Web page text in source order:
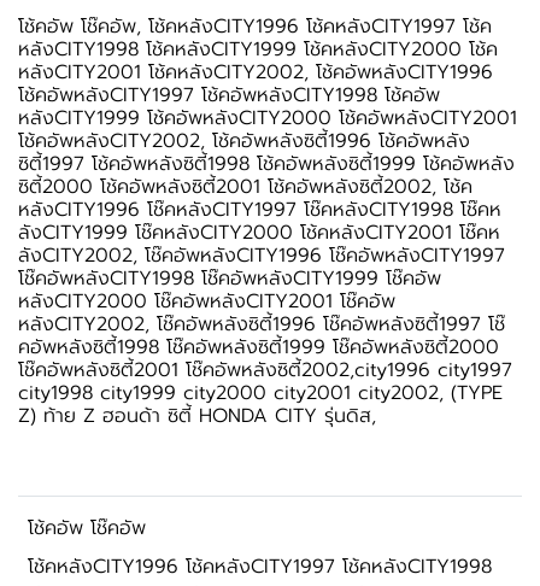
โช้คอัพ โช๊คอัพ, โช้คหลังCITY1996 โช้คหลังCITY1997 โช้ค
หลังCITY1998 โช้คหลังCITY1999 โช้คหลังCITY2000 โช้ค
หลังCITY2001 โช้คหลังCITY2002, โช้คอัพหลังCITY1996
โช้คอัพหลังCITY1997 โช้คอัพหลังCITY1998 โช้คอัพ
หลังCITY1999 โช้คอัพหลังCITY2000 โช้คอัพหลังCITY2001
โช้คอัพหลังCITY2002, โช้คอัพหลังซิตี้1996 โช้คอัพหลัง
ซิตี้1997 โช้คอัพหลังซิตี้1998 โช้คอัพหลังซิตี้1999 โช้คอัพหลัง
ซิตี้2000 โช้คอัพหลังซิตี้2001 โช้คอัพหลังซิตี้2002, โช้ค
หลังCITY1996 โช๊คหลังCITY1997 โช๊คหลังCITY1998 โช๊คห
ลังCITY1999 โช๊คหลังCITY2000 โช้คหลังCITY2001 โช๊คห
ลังCITY2002, โช๊คอัพหลังCITY1996 โช๊คอัพหลังCITY1997
โช๊คอัพหลังCITY1998 โช๊คอัพหลังCITY1999 โช๊คอัพ
หลังCITY2000 โช๊คอัพหลังCITY2001 โช๊คอัพ
หลังCITY2002, โช๊คอัพหลังซิตี้1996 โช๊คอัพหลังซิตี้1997 โช๊
คอัพหลังซิตี้1998 โช๊คอัพหลังซิตี้1999 โช๊คอัพหลังซิตี้2000
โช๊คอัพหลังซิตี้2001 โช๊คอัพหลังซิตี้2002,city1996 city1997
city1998 city1999 city2000 city2001 city2002, (TYPE
Z) ท้าย Z ฮอนด้า ซิตี้ HONDA CITY รุ่นดิส,
โช้คอัพ โช๊คอัพ
โช้คหลังCITY1996 โช้คหลังCITY1997 โช้คหลังCITY1998